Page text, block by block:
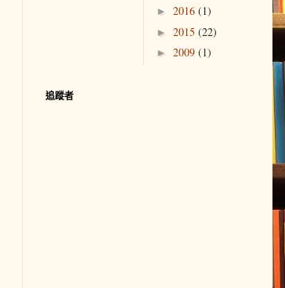
► 2016 (1)
► 2015 (22)
► 2009 (1)
追蹤者